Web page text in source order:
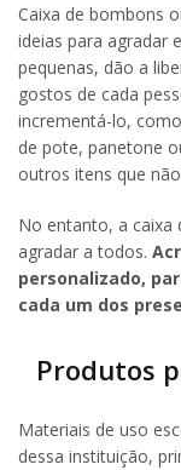
Caixa de bombons
ideias para agradar
pequenas, dão a
gostos de cada
incrementá-lo,
de pote, panetone
outros itens que
No entanto, a caixa
agradar a todos.
personalizado,
cada um dos
Produtos
Materiais de uso
dessa instituição,